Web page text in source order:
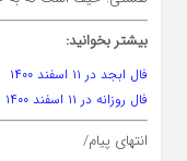
بیشتر بخوانید:
فال ابجد در ۱۱ اسفند ۱۴۰۰
فال روزانه در ۱۱ اسفند ۱۴۰۰
انتهای پیام/